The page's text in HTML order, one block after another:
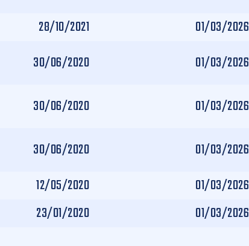
28/10/2021 01/03/2026
30/06/2020 01/03/2026
30/06/2020 01/03/2026
30/06/2020 01/03/2026
12/05/2020 01/03/2026
23/01/2020 01/03/2026